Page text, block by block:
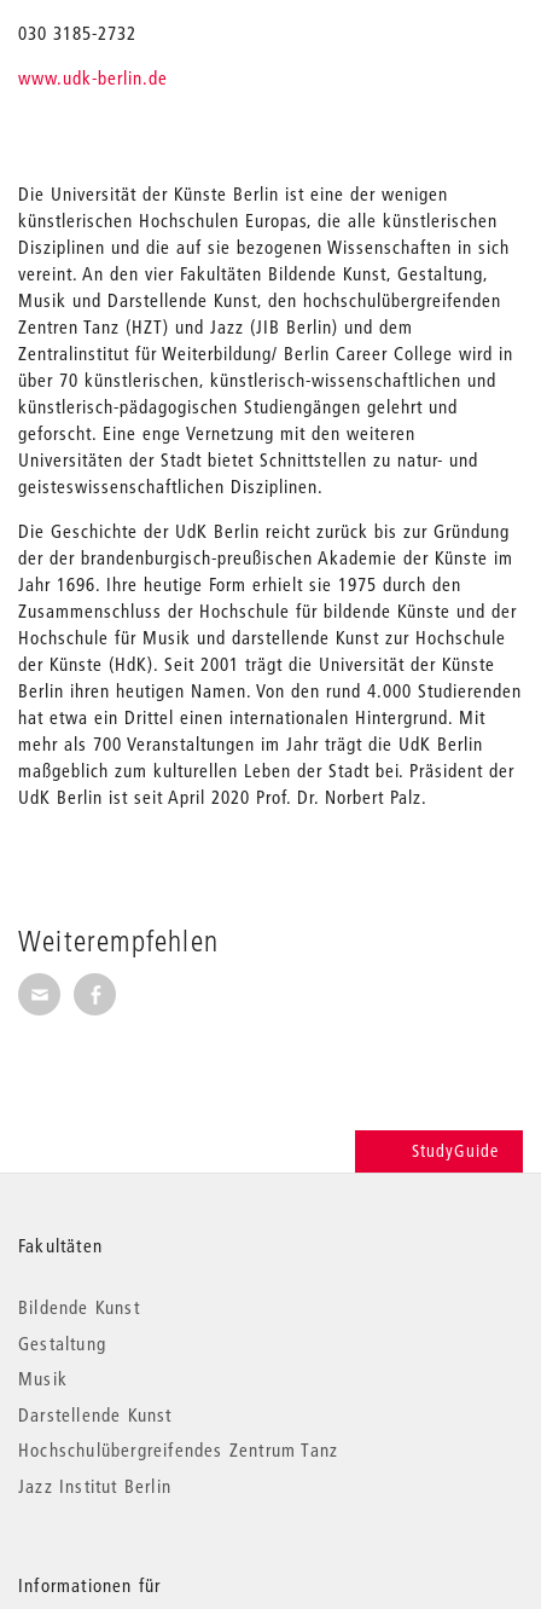
Weiterempfehlen
Seite per E-Mail weiterempfehlen
Seite auf Facebook weiterempfehlen
030 3185-2732
www.udk-berlin.de
Die Universität der Künste Berlin ist eine der wenigen
künstlerischen Hochschulen Europas, die alle künstlerischen
Disziplinen und die auf sie bezogenen Wissenschaften in sich
vereint. An den vier Fakultäten Bildende Kunst, Gestaltung,
Musik und Darstellende Kunst, den hochschulübergreifenden
Zentren Tanz (HZT) und Jazz (JIB Berlin) und dem
Zentralinstitut für Weiterbildung/ Berlin Career College wird in
über 70 künstlerischen, künstlerisch-wissenschaftlichen und
künstlerisch-pädagogischen Studiengängen gelehrt und
geforscht. Eine enge Vernetzung mit den weiteren
Universitäten der Stadt bietet Schnittstellen zu natur- und
geisteswissenschaftlichen Disziplinen.
Die Geschichte der UdK Berlin reicht zurück bis zur Gründung
der der brandenburgisch-preußischen Akademie der Künste im
Jahr 1696. Ihre heutige Form erhielt sie 1975 durch den
Zusammenschluss der Hochschule für bildende Künste und der
Hochschule für Musik und darstellende Kunst zur Hochschule
der Künste (HdK). Seit 2001 trägt die Universität der Künste
Berlin ihren heutigen Namen. Von den rund 4.000 Studierenden
hat etwa ein Drittel einen internationalen Hintergrund. Mit
mehr als 700 Veranstaltungen im Jahr trägt die UdK Berlin
maßgeblich zum kulturellen Leben der Stadt bei. Präsident der
UdK Berlin ist seit April 2020 Prof. Dr. Norbert Palz.
StudyGuide
Weitere
Informationen
Fakultäten
Bildende Kunst
Gestaltung
Musik
Darstellende Kunst
Hochschulübergreifendes Zentrum Tanz
Jazz Institut Berlin
Informationen für